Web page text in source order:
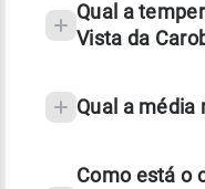
Qual a
Vista da
Qual a média
Como está o